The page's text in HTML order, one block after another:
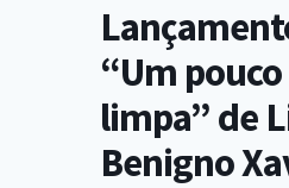
“Um
limpa” de
Benigno